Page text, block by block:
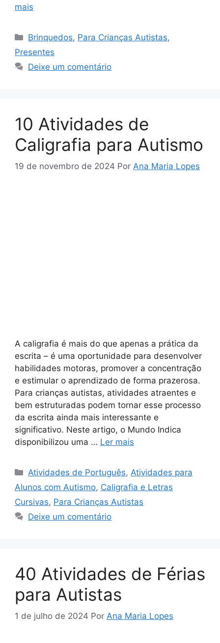
mais
Categorias
Brinquedos, Para Crianças Autistas,
Presentes
Deixe um comentário
10 Atividades de
Caligrafia para Autismo
19 de novembro de 2024 Por Ana Maria Lopes
A caligrafia é mais do que apenas a prática da
escrita – é uma oportunidade para desenvolver
habilidades motoras, promover a concentração
e estimular o aprendizado de forma prazerosa.
Para crianças autistas, atividades atraentes e
bem estruturadas podem tornar esse processo
da escrita ainda mais interessante e
significativo. Neste artigo, o Mundo Indica
disponibilizou uma … Ler mais
Categorias
Atividades de Português, Atividades para
Alunos com Autismo, Caligrafia e Letras
Cursivas, Para Crianças Autistas
Deixe um comentário
40 Atividades de Férias
para Autistas
1 de julho de 2024 Por Ana Maria Lopes